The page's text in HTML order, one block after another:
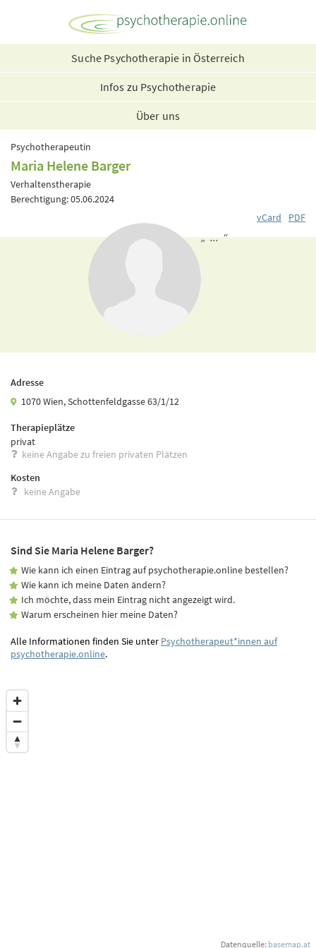
Suche Psychotherapie in Österreich
Infos zu Psychotherapie
Über uns
Psychotherapeutin
Maria Helene Barger
Verhaltenstherapie
Berechtigung: 05.06.2024
vCard
PDF
„ ... “
Adresse
1070 Wien, Schottenfeldgasse 63/1/12
Therapieplätze
privat
keine Angabe zu freien privaten Plätzen
Kosten
keine Angabe
Sind Sie Maria Helene Barger?
Wie kann ich einen Eintrag auf psychotherapie.online bestellen?
Wie kann ich meine Daten ändern?
Ich möchte, dass mein Eintrag nicht angezeigt wird.
Warum erscheinen hier meine Daten?
Alle Informationen finden Sie unter Psychotherapeut*innen auf
psychotherapie.online.
Datenquelle: basemap.at